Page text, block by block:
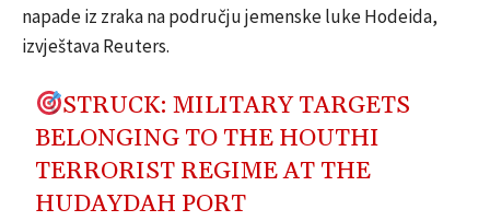
napade iz zraka na području jemenske luke Hodeida,
izvještava Reuters.
STRUCK: MILITARY TARGETS
BELONGING TO THE HOUTHI
TERRORIST REGIME AT THE
HUDAYDAH PORT